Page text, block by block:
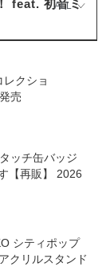
feat. 初音ミ
ALL
クショ
売
ッチ缶バッジ
【再販】 2026
シティポップ
クリルスタンド